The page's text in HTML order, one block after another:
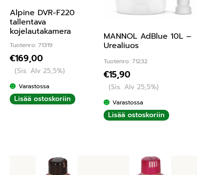
Alpine DVR-F220
tallentava
kojelautakamera
Tuotenro: 71319
€169,00
(Sis. Alv 25,5%)
Varastossa
Lisää ostoskoriin
MANNOL AdBlue 10L –
Urealiuos
Tuotenro: 71232
€15,90
(Sis. Alv 25,5%)
Varastossa
Lisää ostoskoriin